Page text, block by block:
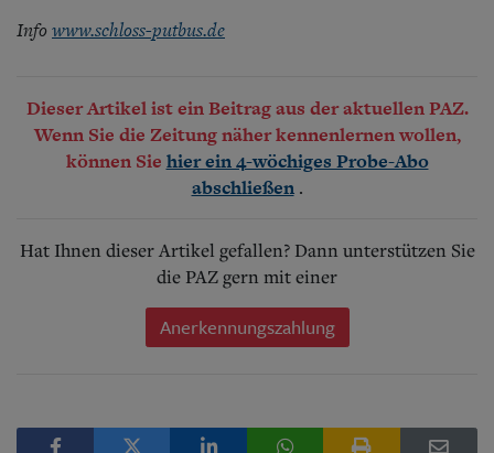
Info www.schloss-putbus.de
Dieser Artikel ist ein Beitrag aus der aktuellen PAZ.
Wenn Sie die Zeitung näher kennenlernen wollen,
können Sie hier ein 4-wöchiges Probe-Abo
abschließen .
Hat Ihnen dieser Artikel gefallen? Dann unterstützen Sie
die PAZ gern mit einer
Anerkennungszahlung